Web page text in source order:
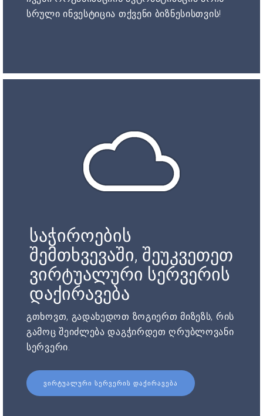
სრული ინვესტიცია თქვენი ბიზნესისთვის!
საჭიროების
შემთხვევაში, შეუკვეთეთ
ვირტუალური სერვერის
დაქირავება
გთხოვთ, გადახედოთ ზოგიერთ მიზეზს, რის
გამოც შეიძლება დაგჭირდეთ ღრუბლოვანი
სერვერი.
ᲕᲘᲠᲢᲣᲐᲚᲣᲠᲘ ᲡᲔᲠᲕᲔᲠᲘᲡ ᲓᲐᲥᲘᲠᲐᲕᲔᲑᲐ